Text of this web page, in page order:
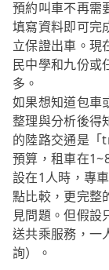
預約叫車不再需
填寫資料即可完
立保證出車。現
民中學和九份或
多。
如果想知道包車
整理與分析後得
的陸路交通是
預算，租車在
設在1人時，專
點比較，更完整
見問題。但假
送共乘服務，一
詢）。